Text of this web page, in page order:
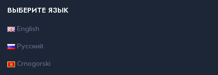
ВЫБЕРИТЕ ЯЗЫК
English
Русский
Crnogorski